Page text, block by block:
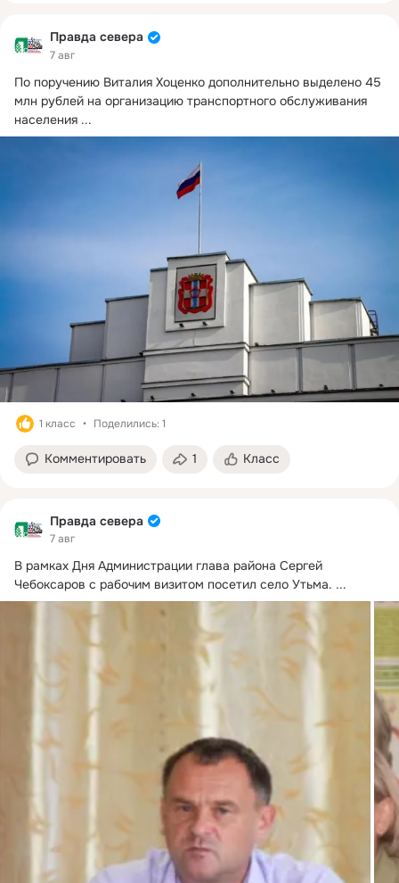
Правда севера
7 авг
По поручению Виталия Хоценко дополнительно выделено 45
млн рублей на организацию транспортного обслуживания
населения ...
1 класс Поделились: 1
Комментировать 1 Класс
Правда севера
7 авг
В рамках Дня Администрации глава района Сергей
Чебоксаров с рабочим визитом посетил село Утьма. ...